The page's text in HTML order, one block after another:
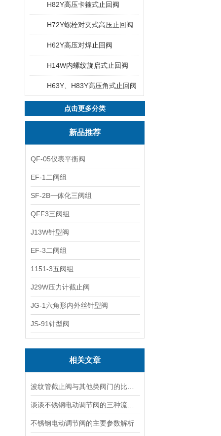
H82Y高压卡箍式止回阀
H72Y螺栓对夹式高压止回阀
H62Y高压对焊止回阀
H14W内螺纹旋启式止回阀
H63Y、H83Y高压角式止回阀
点击更多分类
新品推荐
QF-05仪表平衡阀
EF-1二阀组
SF-2B一体化三阀组
QFF3三阀组
J13W针型阀
EF-3二阀组
1151-3五阀组
J29W压力计截止阀
JG-1六角形内外丝针型阀
JS-91针型阀
相关文章
不锈钢电动调节阀的主要参数解析